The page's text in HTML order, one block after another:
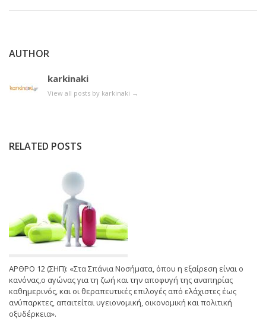
AUTHOR
karkinaki
View all posts by karkinaki →
RELATED POSTS
ΑΡΘΡΟ 12 (ΣΗΠ): «Στα Σπάνια Νοσήματα, όπου η εξαίρεση είναι ο
κανόνας,ο αγώνας για τη ζωή και την αποφυγή της αναπηρίας
καθημερινός, και οι θεραπευτικές επιλογές από ελάχιστες έως
ανύπαρκτες, απαιτείται υγειονομική, οικονομική και πολιτική
οξυδέρκεια».